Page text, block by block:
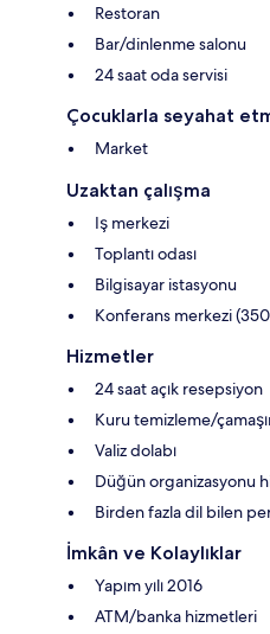
Restoran
Bar/dinlenme salonu
24 saat oda servisi
Çocuklarla seyahat
Market
Uzaktan çalışma
Iş merkezi
Toplantı odası
Bilgisayar istasyonu
Konferans merkezi
Hizmetler
24 saat açık resepsiyon
Kuru temizleme/
Valiz dolabı
Düğün organizasyonu
Birden fazla dil bilen
İmkân ve Kolaylıklar
Yapım yılı 2016
ATM/banka hizmetleri